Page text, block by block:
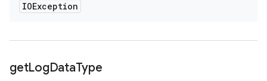
IOException
getLogDataType